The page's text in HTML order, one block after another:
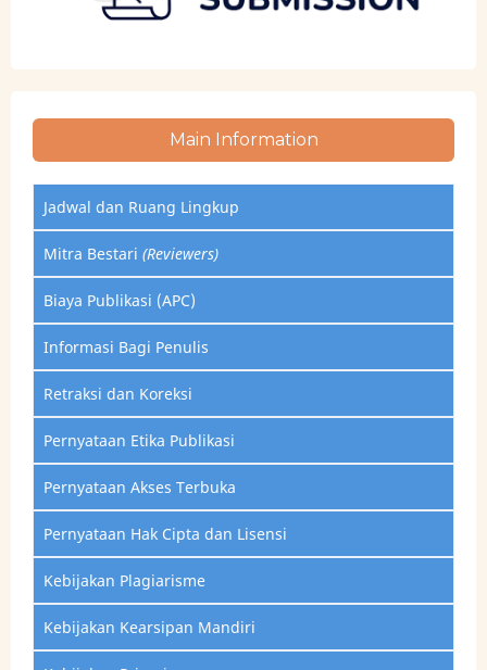
Main Information
Jadwal dan Ruang Lingkup
Mitra Bestari (Reviewers)
Biaya Publikasi (APC)
Informasi Bagi Penulis
Retraksi dan Koreksi
Pernyataan Etika Publikasi
Pernyataan Akses Terbuka
Pernyataan Hak Cipta dan Lisensi
Kebijakan Plagiarisme
Kebijakan Kearsipan Mandiri